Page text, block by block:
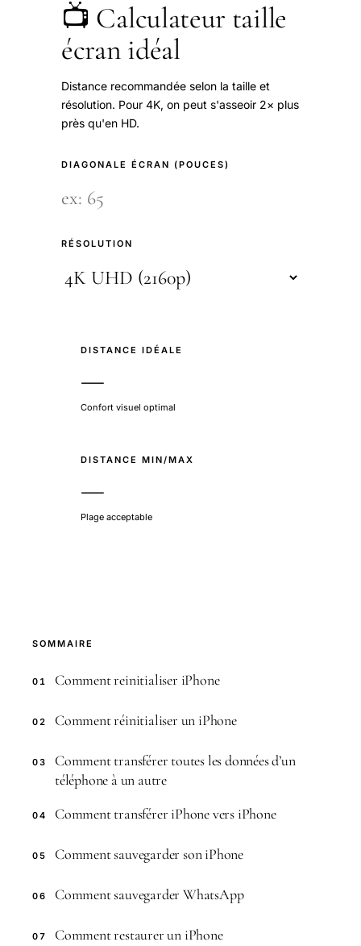
📺 Calculateur taille
écran idéal
Distance recommandée selon la taille et
résolution. Pour 4K, on peut s'asseoir 2× plus
près qu'en HD.
DIAGONALE ÉCRAN (POUCES)
RÉSOLUTION
DISTANCE IDÉALE
—
Confort visuel optimal
DISTANCE MIN/MAX
—
Plage acceptable
SOMMAIRE
01 Comment reinitialiser iPhone
02 Comment réinitialiser un iPhone
03
Comment transférer toutes les données d’un
téléphone à un autre
04 Comment transférer iPhone vers iPhone
05 Comment sauvegarder son iPhone
06 Comment sauvegarder WhatsApp
07 Comment restaurer un iPhone